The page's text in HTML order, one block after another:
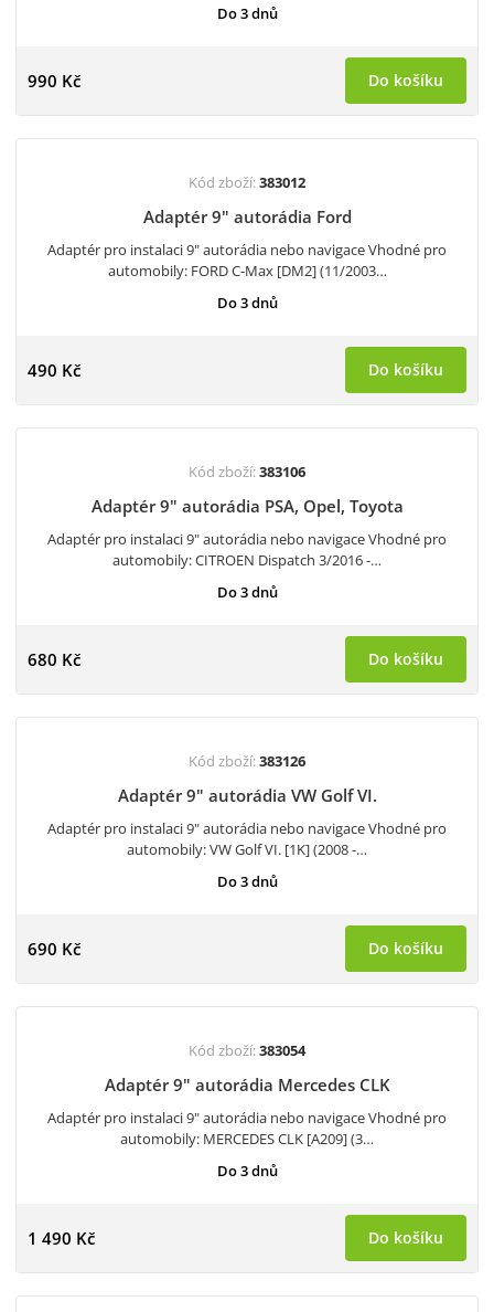
Do 3 dnů
990 Kč Do košíku
Kód zboží:383012
Adaptér 9" autorádia Ford
Adaptér pro instalaci 9" autorádia nebo navigace Vhodné pro
automobily: FORD C-Max [DM2] (11/2003…
Do 3 dnů
490 Kč Do košíku
Kód zboží:383106
Adaptér 9" autorádia PSA, Opel, Toyota
Adaptér pro instalaci 9" autorádia nebo navigace Vhodné pro
automobily: CITROEN Dispatch 3/2016 -…
Do 3 dnů
680 Kč Do košíku
Kód zboží:383126
Adaptér 9" autorádia VW Golf VI.
Adaptér pro instalaci 9" autorádia nebo navigace Vhodné pro
automobily: VW Golf VI. [1K] (2008 -…
Do 3 dnů
690 Kč Do košíku
Kód zboží:383054
Adaptér 9" autorádia Mercedes CLK
Adaptér pro instalaci 9" autorádia nebo navigace Vhodné pro
automobily: MERCEDES CLK [A209] (3…
Do 3 dnů
1 490 Kč Do košíku